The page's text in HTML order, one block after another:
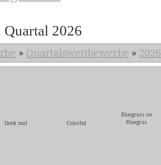
Quartal 2026
» Quartalswettbewerbe » 2026
Denk mal
Colorful
Bluegrass on
Bluegras